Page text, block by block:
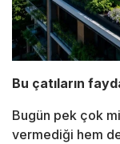
Bu çatıların
Bugün pek çok
vermediği hem